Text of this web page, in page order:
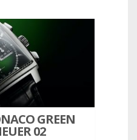
GREEN
02